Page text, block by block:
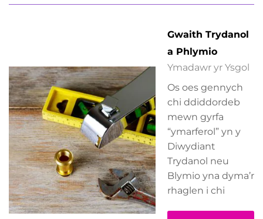
Gwaith Trydanol
a Phlymio
Ymadawr yr Ysgol
Os oes gennych
chi ddiddordeb
mewn gyrfa
“ymarferol” yn y
Diwydiant
Trydanol neu
Blymio yna dyma’r
rhaglen i chi